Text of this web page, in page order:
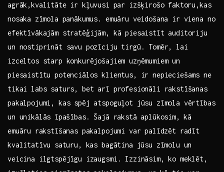
agrāk,kvalitāte ir kļuvusi⁤ par izšķirošo‍ faktoru,kas
nosaka⁣ zīmola panākumus. emuāru veidošana ir viena​ no
efektīvākajām stratēģijām, kā​ piesaistīt auditoriju
un nostiprināt savu pozīciju tirgū.‍ Tomēr, lai
izceltos starp ​konkurējošajiem uzņēmumiem​ un
piesaistītu potenciālos ‌klientus, ir nepieciešams‌ ne
tikai​ labs saturs,‍ bet arī profesionāli rakstīšanas
pakalpojumi, kas spēj atspoguļot ​jūsu zīmola​ vērtības
un‍ unikālās ⁤īpašības. Šajā rakstā aplūkosim, ⁤kā
emuāru ⁤rakstīšanas‍ pakalpojumi var palīdzēt radīt
kvalitatīvu⁤ saturu, kas bagātina jūsu zīmolu‌ un​
veicina ilgtspējīgu izaugsmi. Izzināsim, ko ‌meklēt,